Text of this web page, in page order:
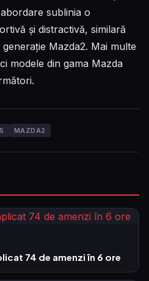
sublinia o
și distractivă, similară
Mazda2. Mai multe
modele din gama Mazda
MAZDA2
74 de amenzi în 6 ore